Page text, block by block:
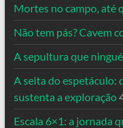
Mortes no campo, até
Não tem pás? Cavem
A sepultura que
A seita do espetáculo:
sustenta a exploração
Escala 6×1: a jornada